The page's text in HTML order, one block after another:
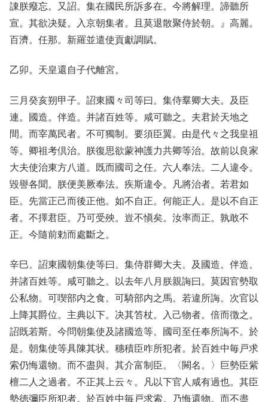
諌朕癈忘。又詔。集在國民所訴多在。今將解理。諦聽所
宣。其欲决疑。入京朝集者。且莫退散聚侍於朝。』高麗。
百濟。任那。新羅並遣使貢獻調賦。
乙卯。天皇還自子代離宮。
三月癸亥朔甲子。詔東國々司等曰。集侍羣卿大夫。及臣
連。國造。伴造。并諸百姓等。咸可聽之。夫君於天地之
間。而宰萬民者。不可獨制。要須臣翼。由是代々之我皇祖
等。卿祖考倶治。朕復思欲蒙神護力共卿等治。故前以良家
大夫使治東方八道。既而國司之任。六人奉法。二人違令。
毀譽各聞。朕便美厥奉法。疾斯違令。凡將治者。若君如
臣。先當正己而後正他。如不自正。何能正人。是以不自正
者。不擇君臣。乃可受殃。豈不愼矣。汝率而正。孰敢不
正。今隨前勅而處斷之。
辛巳。詔東國朝集使等曰。集侍群卿大夫。及國造。伴造。
并諸百姓等。咸可聽之。以去年八月朕親誨曰。莫因官勢取
公私物。可喫部内之食。可騎部内之馬。若違所誨。次官以
上降其爵位。主典以下。决其笞杖。入己物者。倍而徴之。
詔既若斯。今問朝集使及諸國造等。國司至任奉所誨不。於
是。朝集使等具陳其状。穗積臣咋所犯者。於百姓中毎戸求
索仍悔還物。而不盡與。其介富制臣。〈闕名。〉巨勢臣紫
檀二人之過者。不正其上云々。凡以下官人咸有過也。其臣
勢徳彌臣所犯者。於百姓中毎戸求索。乃悔還物。而不盡